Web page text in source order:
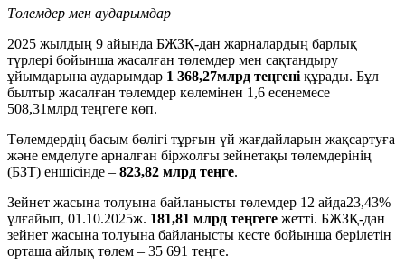
Төлемдер мен аударымдар
2025 жылдың 9 айында БЖЗҚ-дан жарналардың барлық
түрлері бойынша жасалған төлемдер мен сақтандыру
ұйымдарына аударымдар 1 368,27млрд теңгеніқұрады. Бұл
былтыр жасалған төлемдер көлемінен 1,6 есенемесе
508,31млрд теңгеге көп.
Төлемдердің басым бөлігі тұрғын үй жағдайларын жақсартуға
және емделуге арналған біржолғы зейнетақы төлемдерінің
(БЗТ) еншісінде – 823,82 млрд теңге.
Зейнет жасына толуына байланысты төлемдер 12 айда23,43%
ұлғайып, 01.10.2025ж. 181,81 млрд теңгеге жетті. БЖЗҚ-дан
зейнет жасына толуына байланысты кесте бойынша берілетін
орташа айлық төлем – 35 691 теңге.